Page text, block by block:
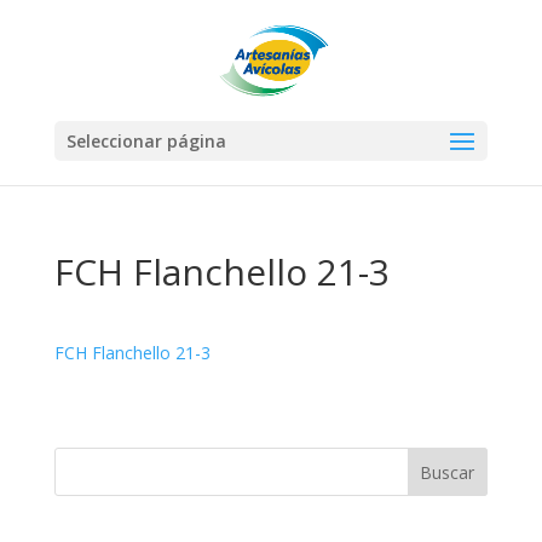
Seleccionar página
FCH Flanchello 21-3
FCH Flanchello 21-3